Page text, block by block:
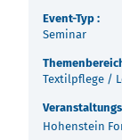
Event-Typ :
Seminar
Textilpflege /
Hohenstein